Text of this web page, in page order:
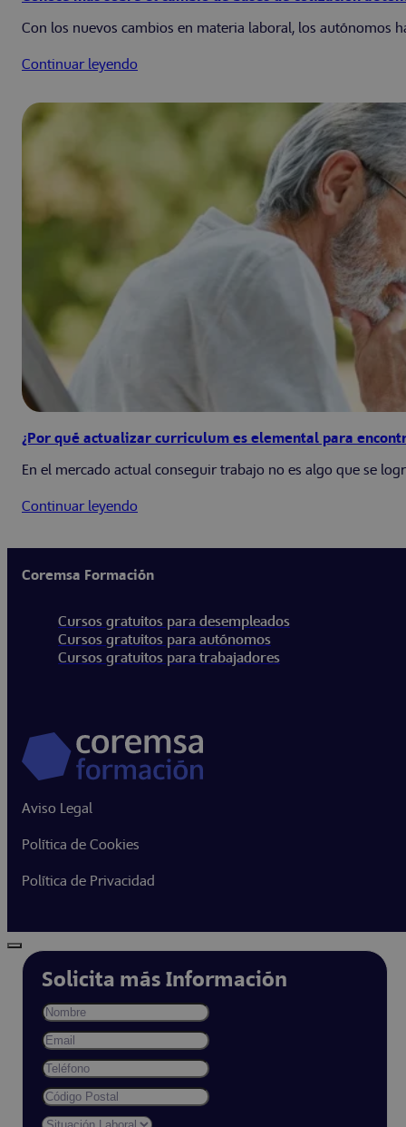
Con los nuevos cambios en materia laboral, los autónomos
Continuar leyendo
¿Por qué actualizar curriculum es elemental para
En el mercado actual conseguir trabajo no es algo que se
Continuar leyendo
Coremsa Formación
Cursos gratuitos para desempleados
Cursos gratuitos para autónomos
Cursos gratuitos para trabajadores
Aviso Legal
Política de Cookies
Política de Privacidad
Solicita más Información